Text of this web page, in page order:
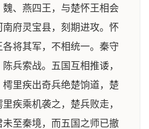
、燕四王，与楚怀王相会
府灵宝县，刻期进攻。怀
将其军，不相统一。秦守
兵索战。五国互相推诿，
里疾出奇兵绝楚饷道，楚
疾乘机袭之，楚兵败走，
至秦境，而五国之师已撤